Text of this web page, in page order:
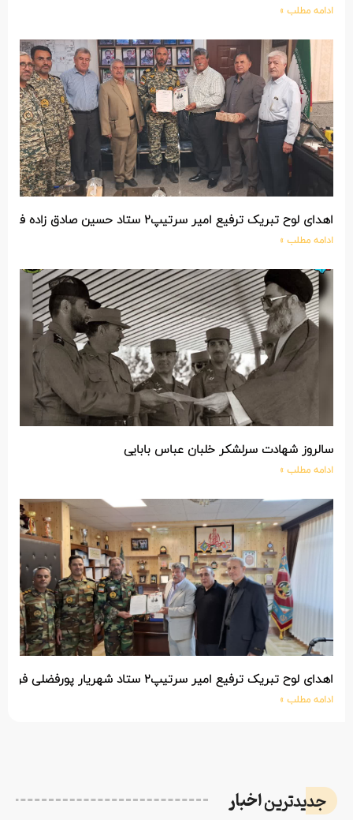
ادامه مطلب »
اهدای لوح تبریک ترفیع امیر سرتیپ۲ ستاد حسین صادق زاده فرمانده تیپ ۲۵ واکنش سریع شهید آبگون نزاجا مستقر در تبریز
ادامه مطلب »
سالروز شهادت سرلشکر خلبان عباس بابایی
ادامه مطلب »
اهدای لوح تبریک ترفیع امیر سرتیپ۲ ستاد شهریار پورفضلی فرمانده تیپ ۳۶۴ شهید نصیرزاده نزاجا مستقر در مهاباد
ادامه مطلب »
جدیدتریناخبار